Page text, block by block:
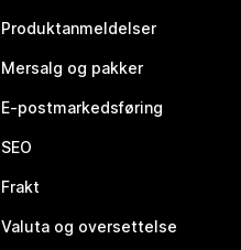
Produktanmeldelser
Mersalg og pakker
E-postmarkedsføring
SEO
Frakt
Valuta og oversettelse